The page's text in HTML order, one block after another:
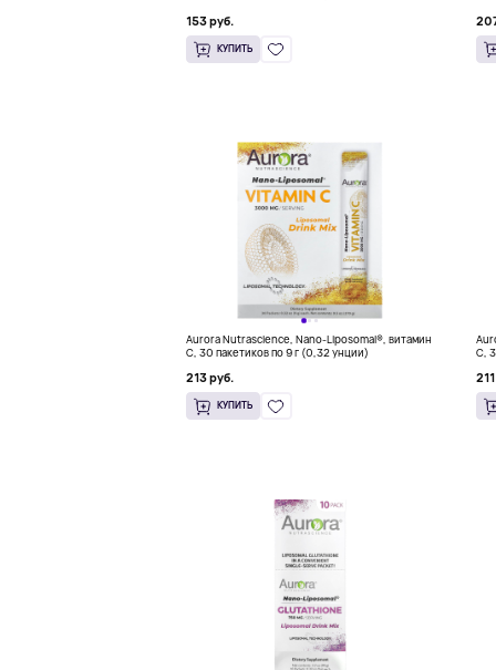
153 руб.
КУПИТЬ
Aurora Nutrascience, Nano-Liposomal®, витамин
C, 30 пакетиков по 9 г (0,32 унции)
213 руб.
КУПИТЬ
C,